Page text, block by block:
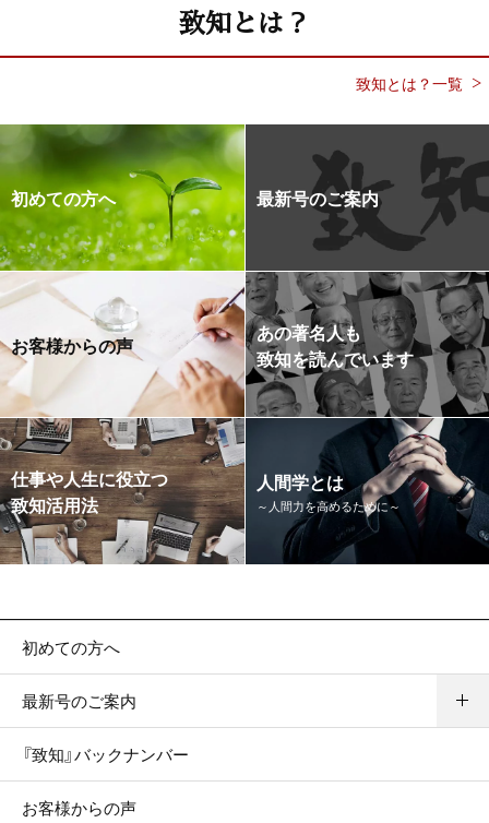
致知とは？
致知とは？一覧
初めての方へ 最新号のご案内
お客様からの声
あの著名人も
致知を読んでいます
仕事や人生に役立つ
致知活用法
人間学とは
～人間力を高めるために～
初めての方へ
最新号のご案内
『致知』バックナンバー
お客様からの声